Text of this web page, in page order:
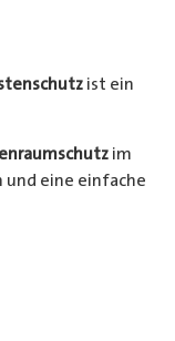
ist ein
im
eine einfache